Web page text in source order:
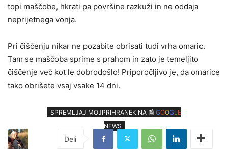
topi maščobe, hkrati pa površine razkuži in ne oddaja
neprijetnega vonja.
Pri čiščenju nikar ne pozabite obrisati tudi vrha omaric.
Tam se maščoba sprime s prahom in zato je temeljito
čiščenje več kot le dobrodošlo! Priporočljivo je, da omarice
tako obrišete vsaj vsake 14 dni.
SPREMLJAJ MOJPRIHRANEK NA 📰 GOOGL E
NEWS